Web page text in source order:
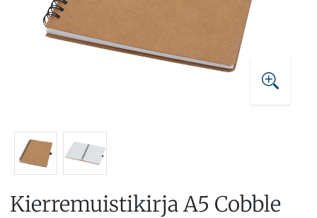
Kierremuistikirja A5 Cobble